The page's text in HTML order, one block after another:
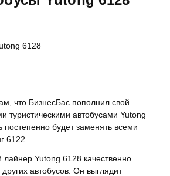
что БизнесБас пополнил свой
туристическими автобусами Yutong
будет заменять всеми
6122.
лайнер Yutong 6128 качественно
автобусов. Он выглядит